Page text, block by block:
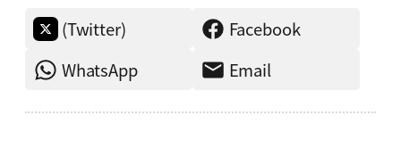
(Twitter)
Facebook
WhatsApp
Email